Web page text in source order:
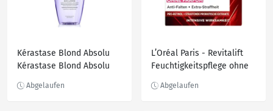
Kérastase Blond Absolu
Kérastase Blond Absolu
250.0 ml
L’Oréal Paris - Revitalift
Feuchtigkeitspflege ohne
ml